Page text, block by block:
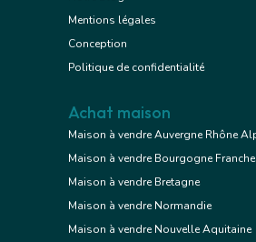
Mentions légales
Conception
Politique de confidentialité
Achat maison
Maison à vendre Auvergne Rhône
Maison à vendre Bourgogne
Maison à vendre Bretagne
Maison à vendre Normandie
Maison à vendre Nouvelle Aquitaine